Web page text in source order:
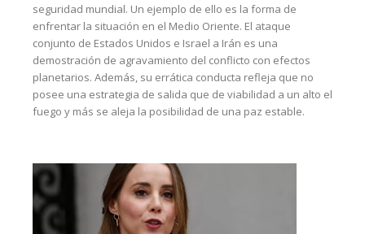
seguridad mundial. Un ejemplo de ello es la forma de
enfrentar la situación en el Medio Oriente. El ataque
conjunto de Estados Unidos e Israel a Irán es una
demostración de agravamiento del conflicto con efectos
planetarios. Además, su errática conducta refleja que no
posee una estrategia de salida que de viabilidad a un alto el
fuego y más se aleja la posibilidad de una paz estable.